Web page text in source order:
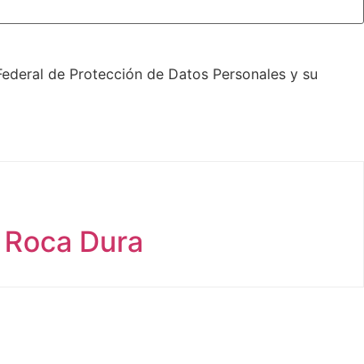
de Protección de Datos Personales y su
Dura